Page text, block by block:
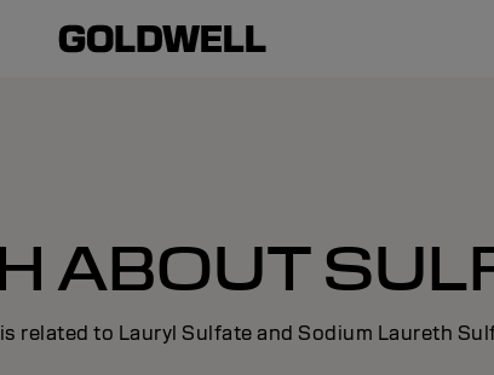
ABOUT
related to Lauryl Sulfate and Sodium Laureth